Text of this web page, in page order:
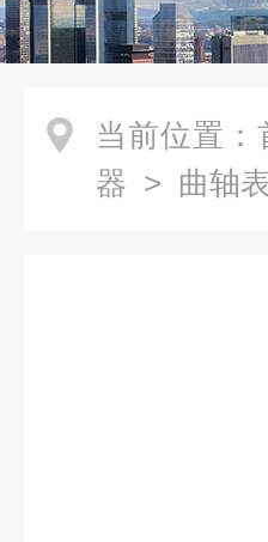
当前位置：
器 > 曲轴